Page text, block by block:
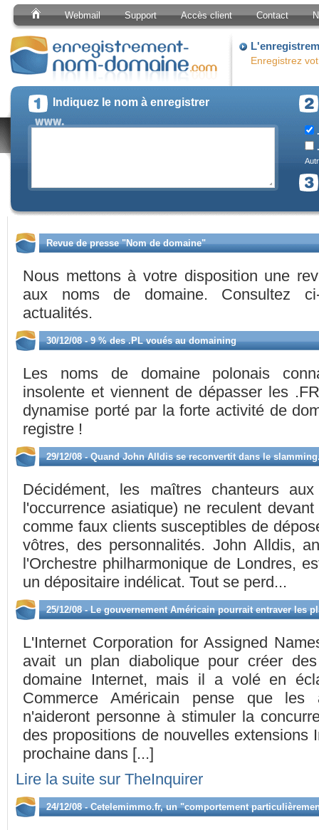
Webmail Support Accès client Contact
Enregistrez
Indiquez le nom à enregistrer
Revue de presse "Nom de domaine"
Nous mettons à votre disposition une
aux noms de domaine. Consultez
actualités.
30/12/08 - 9 % des .PL voués au domaining
Les noms de domaine polonais
insolente et viennent de dépasser les
dynamise porté par la forte activité de
registre !
29/12/08 - Quand John Alldis se reconvertit dans le
Décidément, les maîtres chanteurs
l'occurrence asiatique) ne reculent
comme faux clients susceptibles de
vôtres, des personnalités. John Alldis,
l'Orchestre philharmonique de Londres,
un dépositaire indélicat. Tout se perd...
25/12/08 - Le gouvernement Américain pourrait entraver les
L'Internet Corporation for Assigned
avait un plan diabolique pour créer
domaine Internet, mais il a volé en
Commerce Américain pense que les
n'aideront personne à stimuler la
des propositions de nouvelles extensions
prochaine dans [...]
Lire la suite sur TheInquirer
24/12/08 - Cetelemimmo.fr, un "comportement